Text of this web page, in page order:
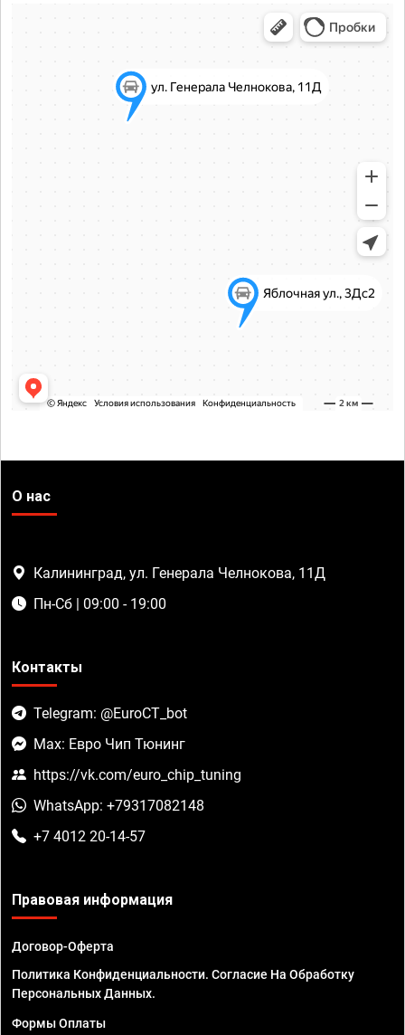
О нас
Калининград, ул. Генерала Челнокова, 11Д
Пн-Сб | 09:00 - 19:00
Контакты
Telegram: @EuroCT_bot
Max: Евро Чип Тюнинг
https://vk.com/euro_chip_tuning
WhatsApp: +79317082148
+7 4012 20-14-57
Правовая информация
Договор-Оферта
Политика Конфиденциальности. Согласие На Обработку
Персональных Данных.
Формы Оплаты